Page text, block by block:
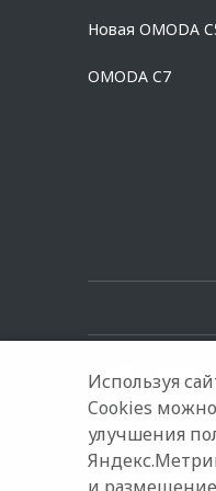
platformId=alfasite
Новая OMODA
OMODA C7
© 2026 Автостиль
Используя
Cookies
улучшения